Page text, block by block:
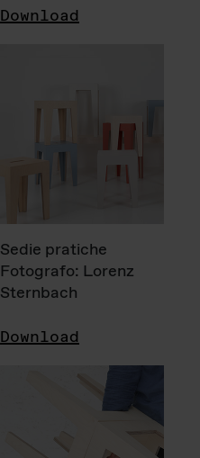
Download
Sedie pratiche
Fotografo: Lorenz
Sternbach
Download